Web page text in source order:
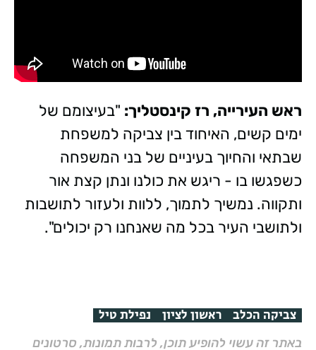
ראש העירייה, רז קינסטליך: "בעיצומם של
ימים קשים, האיחוד בין צביקה למשפחת
שבתאי והחיוך בעיניים של בני המשפחה
כשפגשו בו - ריגש את כולנו ונתן קצת אור
ותקווה. נמשיך לתמוך, ללוות ולעזור לתושבות
ולתושבי העיר בכל מה שאנחנו רק יכולים".
צביקה הכלב ראשון לציון נפילת טיל
באתר זה עשוי להופיע תוכן, לרבות תמונות, סרטונים